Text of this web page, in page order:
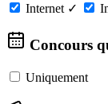
Internet ✓
Concours
Uniquement